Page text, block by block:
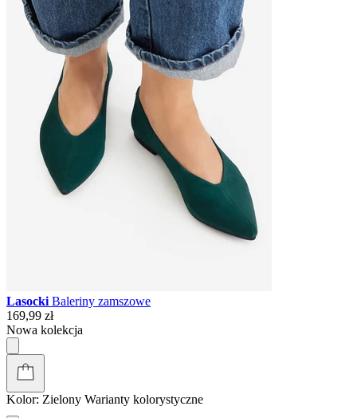
Lasocki Baleriny zamszowe
169,99 zł
Nowa kolekcja
Kolor: Zielony Warianty kolorystyczne